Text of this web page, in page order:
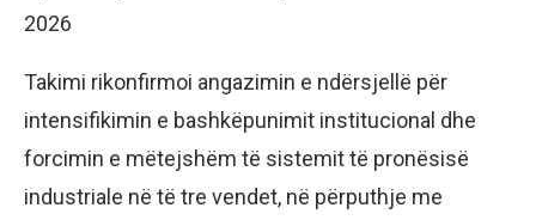
2026
Takimi rikonfirmoi angazimin e ndërsjellë për
intensifikimin e bashkëpunimit institucional dhe
forcimin e mëtejshëm të sistemit të pronësisë
industriale në të tre vendet, në përputhje me